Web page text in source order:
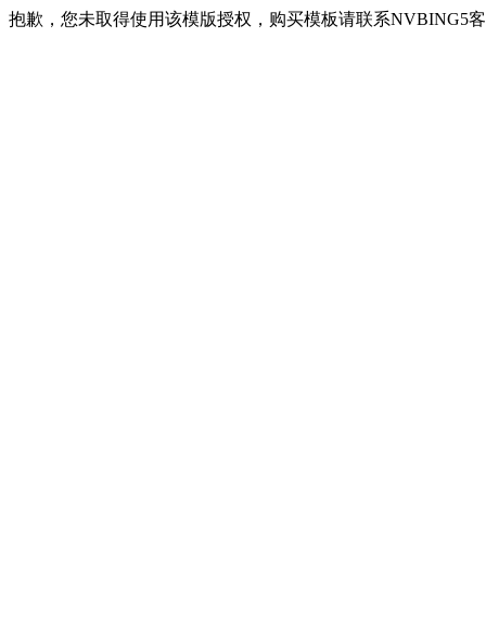
抱歉，您未取得使用该模版授权，购买模板请联系NVBING5客